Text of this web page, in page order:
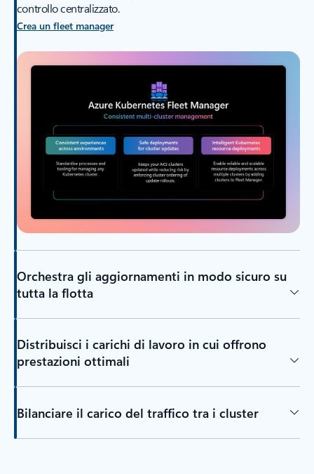
controllo centralizzato.
Crea un fleet manager
Orchestra gli aggiornamenti in modo sicuro su
tutta la flotta
Distribuisci i carichi di lavoro in cui offrono
prestazioni ottimali
Bilanciare il carico del traffico tra i cluster